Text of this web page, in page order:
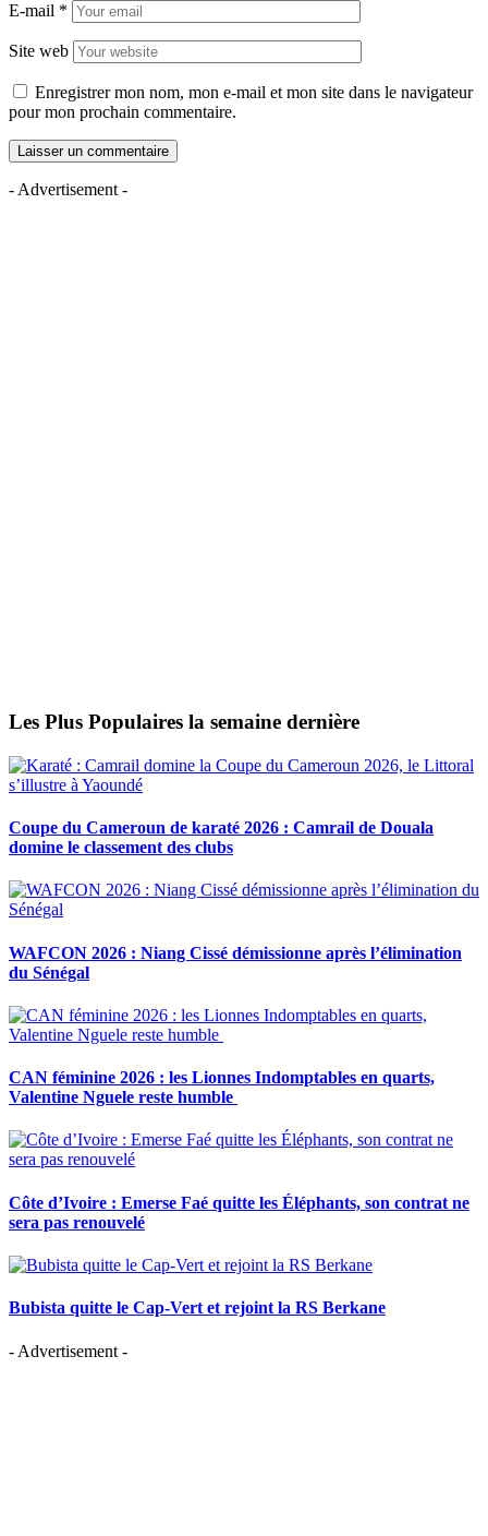
E-mail *
Site web
Enregistrer mon nom, mon e-mail et mon site dans le navigateur
pour mon prochain commentaire.
- Advertisement -
Les Plus Populaires la semaine dernière
Coupe du Cameroun de karaté 2026 : Camrail de Douala
domine le classement des clubs
WAFCON 2026 : Niang Cissé démissionne après l’élimination
du Sénégal
CAN féminine 2026 : les Lionnes Indomptables en quarts,
Valentine Nguele reste humble
Côte d’Ivoire : Emerse Faé quitte les Éléphants, son contrat ne
sera pas renouvelé
Bubista quitte le Cap-Vert et rejoint la RS Berkane
- Advertisement -